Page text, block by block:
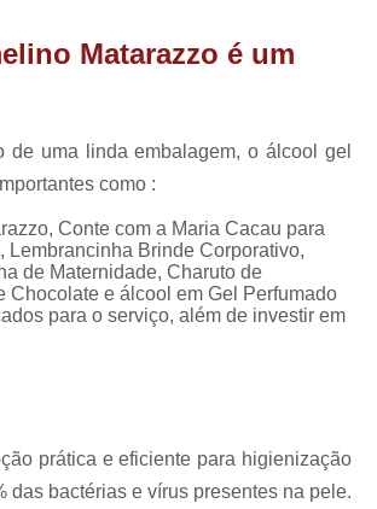
Lembrancinhas de Casamento Baratas
Lembrancinhas de
Lembrança Chá de Bebê
Lembrancinha Cha de Bebê Menina
Lembrancinha Cha de Bebê
Lembrancinhas para Cha de Bebê
Lembrancinha de
Matarazzo é um
de uma linda embalagem, o álcool gel
como :
Conte com a Maria Cacau para
Brinde Corporativo,
de Maternidade, Charuto de
e álcool em Gel Perfumado
para o serviço, além de investir em
prática e eficiente para higienização
bactérias e vírus presentes na pele.